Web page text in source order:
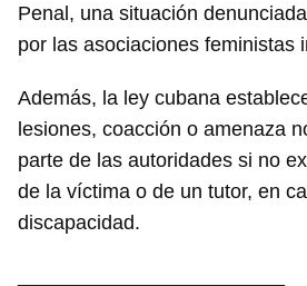
Penal, una situación
por las asociaciones feministas
Además, la ley cubana
lesiones, coacción o amenaza
parte de las autoridades si no
de la víctima o de un tutor, en
discapacidad.